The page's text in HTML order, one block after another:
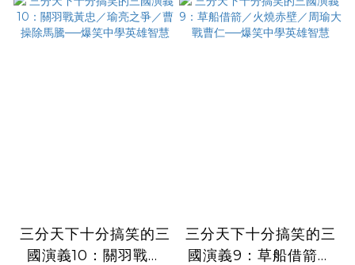
三分天下十分搞笑的三
國演義10：關羽戰黃
三分天下十分搞笑的三
國演義9：草船借箭／